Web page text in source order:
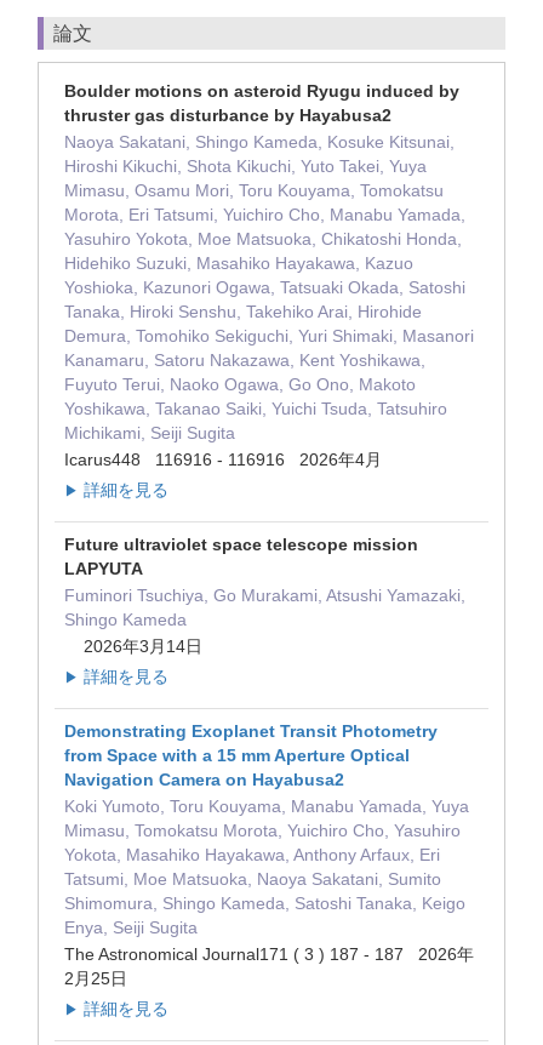
論文
Boulder motions on asteroid Ryugu induced by
thruster gas disturbance by Hayabusa2
Naoya Sakatani, Shingo Kameda, Kosuke Kitsunai,
Hiroshi Kikuchi, Shota Kikuchi, Yuto Takei, Yuya
Mimasu, Osamu Mori, Toru Kouyama, Tomokatsu
Morota, Eri Tatsumi, Yuichiro Cho, Manabu Yamada,
Yasuhiro Yokota, Moe Matsuoka, Chikatoshi Honda,
Hidehiko Suzuki, Masahiko Hayakawa, Kazuo
Yoshioka, Kazunori Ogawa, Tatsuaki Okada, Satoshi
Tanaka, Hiroki Senshu, Takehiko Arai, Hirohide
Demura, Tomohiko Sekiguchi, Yuri Shimaki, Masanori
Kanamaru, Satoru Nakazawa, Kent Yoshikawa,
Fuyuto Terui, Naoko Ogawa, Go Ono, Makoto
Yoshikawa, Takanao Saiki, Yuichi Tsuda, Tatsuhiro
Michikami, Seiji Sugita
Icarus448 116916 - 116916 2026年4月
▶ 詳細を見る
Future ultraviolet space telescope mission
LAPYUTA
Fuminori Tsuchiya, Go Murakami, Atsushi Yamazaki,
Shingo Kameda
2026年3月14日
▶ 詳細を見る
Demonstrating Exoplanet Transit Photometry
from Space with a 15 mm Aperture Optical
Navigation Camera on Hayabusa2
Koki Yumoto, Toru Kouyama, Manabu Yamada, Yuya
Mimasu, Tomokatsu Morota, Yuichiro Cho, Yasuhiro
Yokota, Masahiko Hayakawa, Anthony Arfaux, Eri
Tatsumi, Moe Matsuoka, Naoya Sakatani, Sumito
Shimomura, Shingo Kameda, Satoshi Tanaka, Keigo
Enya, Seiji Sugita
The Astronomical Journal171 ( 3 ) 187 - 187 2026年
2月25日
▶ 詳細を見る